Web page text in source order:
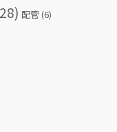
配管(6)